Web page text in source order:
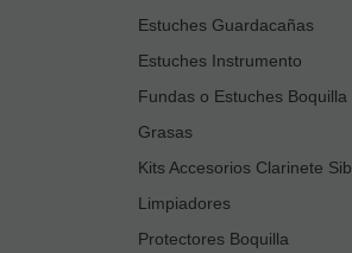
Estuches Guardacañas
Estuches Instrumento
Fundas o Estuches Boquilla
Grasas
Kits Accesorios Clarinete Sib
Limpiadores
Protectores Boquilla